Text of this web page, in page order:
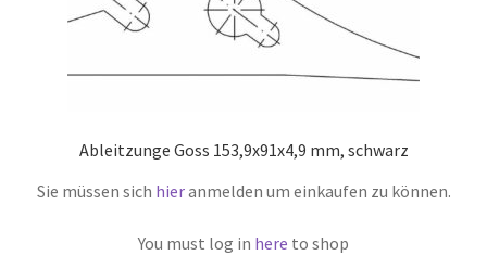
Ableitzunge Goss 153,9x91x4,9 mm, schwarz
Sie müssen sich hieranmelden um einkaufen zu können.
You must log in here to shop